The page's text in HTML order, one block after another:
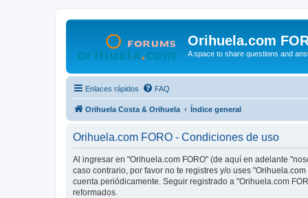
Orihuela.com
A space to share questions and
Enlaces rápidos FAQ
Orihuela Costa & Orihuela Índice general
Orihuela.com FORO - Condiciones de uso
Al ingresar en "Orihuela.com FORO" (de aquí en adelante
caso contrario, por favor no te registres y/o uses
cuenta periódicamente. Seguir registrado a "Orihuela.com
reformados.